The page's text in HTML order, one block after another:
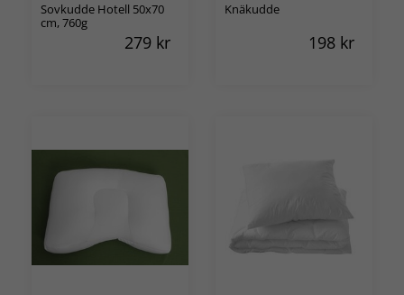
Sovkudde Hotell 50x70
cm, 760g
279 kr
Knäkudde
198 kr